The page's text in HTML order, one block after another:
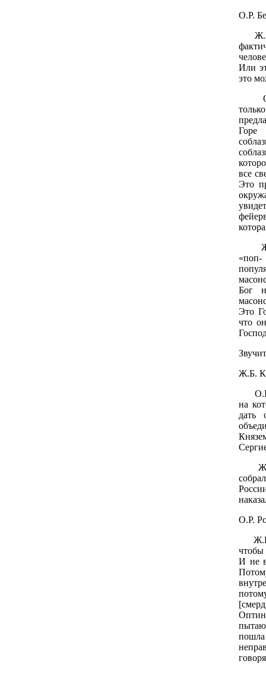
О.Р.
Ж.Б.
Или
это
О.Р.
Горе
все
Это
Ж.Б.
Бог
Это
что
Ж.Б.
О.Р.
на
дать
Ж.Б.
О.Р.
Ж.Б.
чтобы
И не